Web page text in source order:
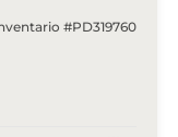
#PD319760